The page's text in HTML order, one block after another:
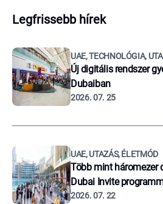
Legfrissebb hírek
UAE, TECHNOLÓGIA,
Új digitális rendszer
Dubaiban
2026. 07. 25
UAE, UTAZÁS, ÉLETMÓD
Több mint háromezer
Dubai Invite
2026. 07. 22